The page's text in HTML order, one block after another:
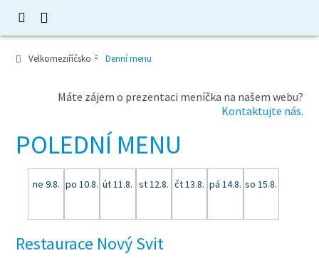
Velkomeziříčsko Denní menu
Máte zájem o prezentaci meníčka na našem webu?
Kontaktujte nás.
POLEDNÍ MENU
ne 9.8. po 10.8. út 11.8. st 12.8. čt 13.8. pá 14.8. so 15.8.
Restaurace Nový Svit